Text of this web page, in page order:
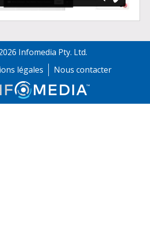
Infomedia Pty. Ltd.
légales
Nous contacter